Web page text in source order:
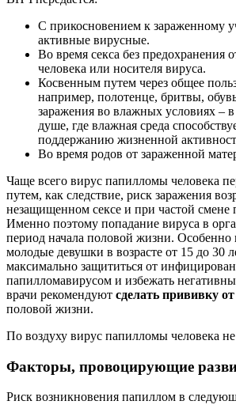
С прикосновением к зараженному
активные вирусные.
Во время секса без предохранения
человека или носителя вируса.
Косвенным путем через общее
например, полотенце, бритвы,
заражения во влажных условиях – в
душе, где влажная среда
поддержанию жизненной
Во время родов от зараженной
Чаще всего вирус папилломы человека
путем, как следствие, риск заражения
незащищенном сексе и при частой смене
Именно поэтому попадание вируса в
период начала половой жизни.
молодые девушки в возрасте от 15 до 30
максимально защититься от
папилломавирусом и избежать
врачи рекомендуют сделать прививку
половой жизни.
По воздуху вирус папилломы человека не
Факторы, провоцирующие
Риск возникновения папиллом в